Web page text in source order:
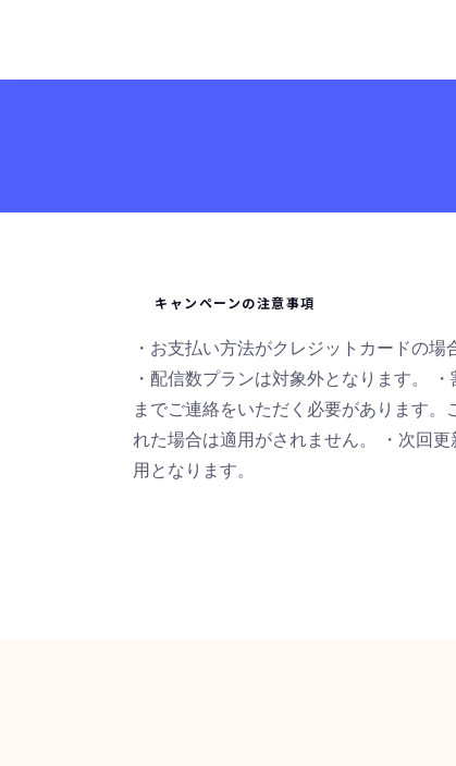
キャンペーンの注意事項
・お支払い方法がクレジットカードの場
・配信数プランは対象外となります。
までご連絡をいただく必要があります。
れた場合は適用がされません。 ・次回
用となります。